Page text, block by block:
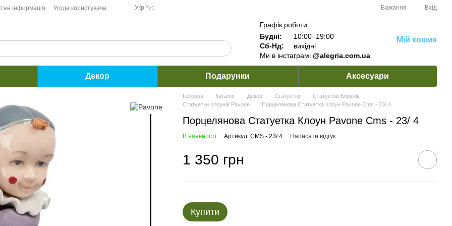
інформація Угода користувача Укр Рус Бажання Вхід
Графік роботи:
Будні:
10:00–19:00
Сб-Нд:
вихідні
Ми в інстаграмі @alegria.com.ua
Мій кошик
Декор Подарунки Аксесуари
Головна Каталог Декор Статуетки
Статуетки Клоунів
Статуетки Клоунів Pavone
Порцелянова Статуетка Клоун Pavone Cms - 23/ 4
Порцелянова Статуетка Клоун Pavone Cms - 23/ 4
В наявності Артикул: CMS - 23/ 4 Написати відгук
1 350 грн
Купити